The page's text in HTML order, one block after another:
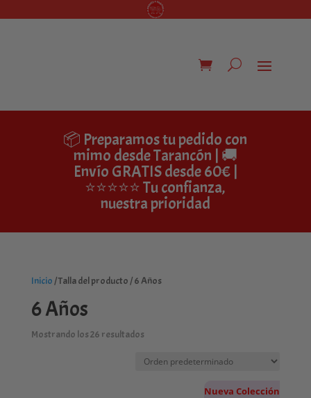
📦 Preparamos tu pedido con
mimo desde Tarancón | 🚚
Envío GRATIS desde 60€ |
⭐⭐⭐⭐⭐ Tu confianza,
nuestra prioridad
Inicio / Talla del producto / 6 Años
6 Años
Mostrando los 26 resultados
Nueva Colección